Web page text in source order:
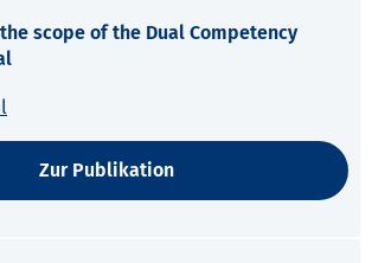
scope of the Dual Competency
Zur Publikation